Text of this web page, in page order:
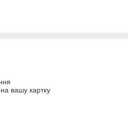
вашу картку